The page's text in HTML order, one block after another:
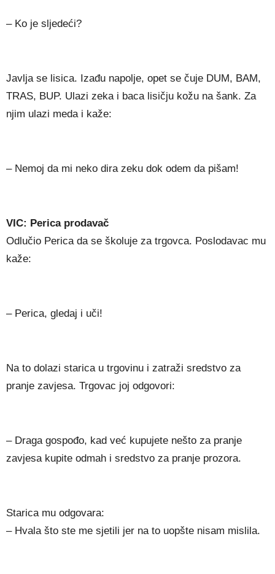
– Ko je sljedeći?
Javlja se lisica. Izađu napolje, opet se čuje DUM, BAM,
TRAS, BUP. Ulazi zeka i baca lisičju kožu na šank. Za
njim ulazi meda i kaže:
– Nemoj da mi neko dira zeku dok odem da pišam!
VIC: Perica prodavač
Odlučio Perica da se školuje za trgovca. Poslodavac mu
kaže:
– Perica, gledaj i uči!
Na to dolazi starica u trgovinu i zatraži sredstvo za
pranje zavjesa. Trgovac joj odgovori:
– Draga gospođo, kad već kupujete nešto za pranje
zavjesa kupite odmah i sredstvo za pranje prozora.
Starica mu odgovara:
– Hvala što ste me sjetili jer na to uopšte nisam mislila.